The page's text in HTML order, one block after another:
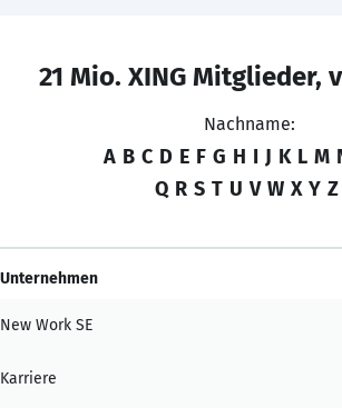
21 Mio. XING Mitglieder,
Nachname:
A B C D E F G H I J K L M
Q R S T U V W X Y Z
Unternehmen
New Work SE
Karriere